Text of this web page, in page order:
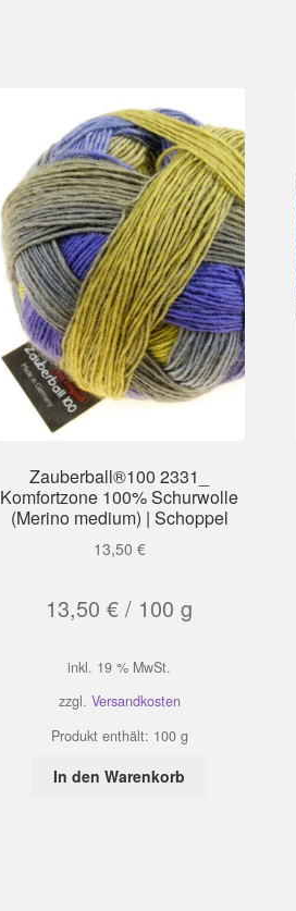
Zauberball®100 2331_
Komfortzone 100% Schurwolle
(Merino medium) | Schoppel
13,50 €
13,50€ / 100 g
inkl. 19 % MwSt.
zzgl. Versandkosten
Produkt enthält: 100 g
In den Warenkorb